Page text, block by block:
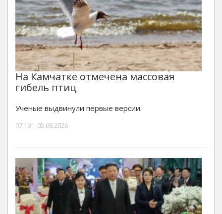
На Камчатке отмечена массовая
гибель птиц
Ученые выдвинули первые версии.
07:19 | 05.08.2026